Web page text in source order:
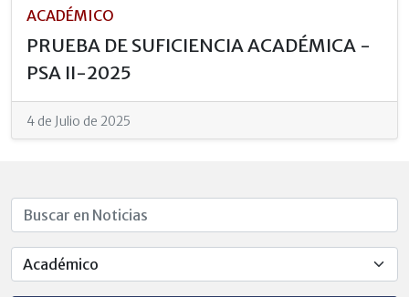
ACADÉMICO
PRUEBA DE SUFICIENCIA ACADÉMICA -
PSA II-2025
4 de Julio de 2025